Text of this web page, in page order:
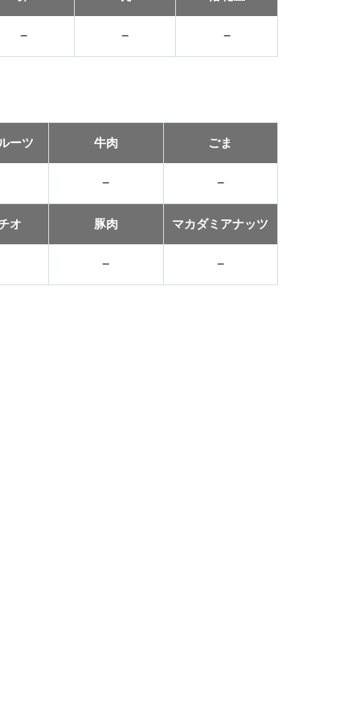
− − −
ーツ 牛肉
−
ごま
−
オ 豚肉
−
マカダミアナッツ
−